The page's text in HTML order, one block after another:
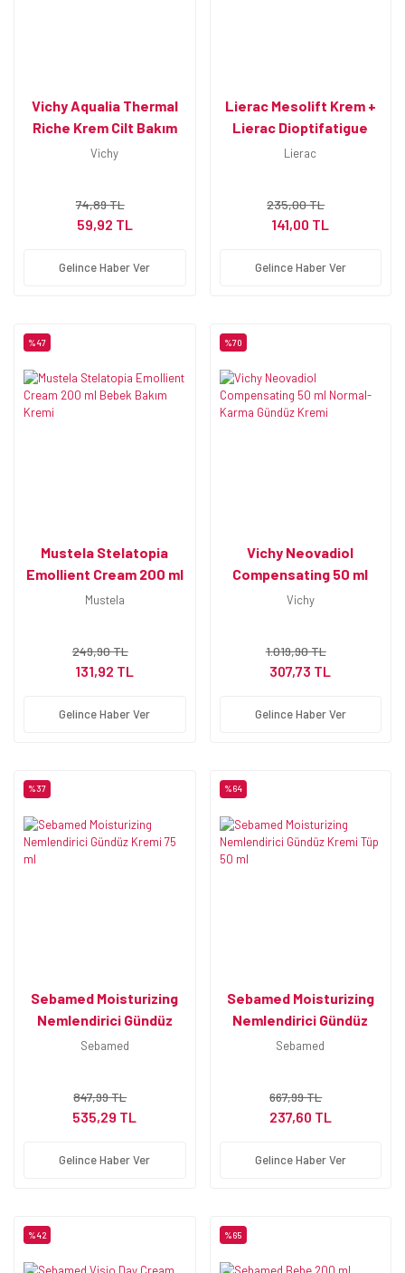
Vichy Aqualia Thermal
Riche Krem Cilt Bakım
Festivali Seti
Vichy
74,89 TL
59,92 TL
Gelince Haber Ver
Lierac Mesolift Krem +
Lierac Dioptifatigue
Balm G
Lierac
235,00 TL
141,00 TL
Gelince Haber Ver
%47
Mustela Stelatopia
Emollient Cream 200 ml
Bebek Bakım Kremi
Mustela
249,90 TL
131,92 TL
Gelince Haber Ver
%70
Vichy Neovadiol
Compensating 50 ml
Normal-Karma Gündüz
Vichy
1.019,90 TL
307,73 TL
Gelince Haber Ver
%37
Sebamed Moisturizing
Nemlendirici Gündüz
Kremi 75 ml
Sebamed
847,99 TL
535,29 TL
Gelince Haber Ver
%64
Sebamed Moisturizing
Nemlendirici Gündüz
Kremi Tüp 50 ml
Sebamed
667,99 TL
237,60 TL
Gelince Haber Ver
%42 %65